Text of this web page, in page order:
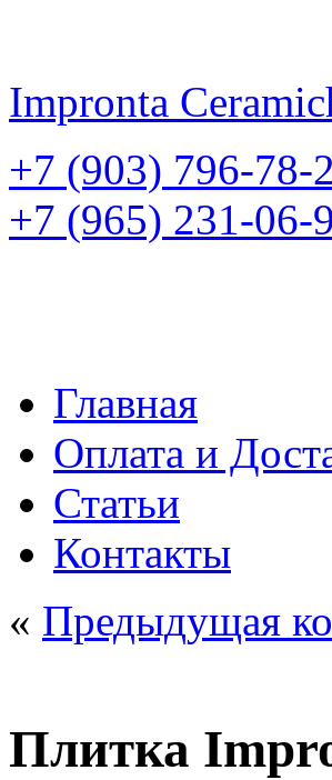
Impronta
+7 (903) 796-78-
+7 (965) 231-06-
Главная
Оплата и
Статьи
Контакты
« Предыдущая
Плитка